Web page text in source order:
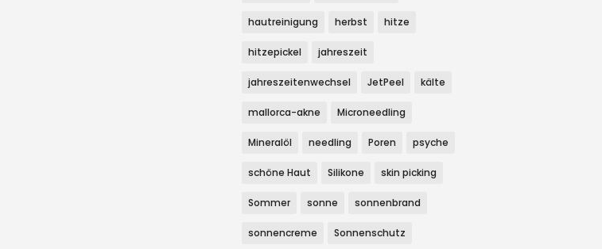
hautreinigung herbst hitze
hitzepickel jahreszeit
jahreszeitenwechsel JetPeel kälte
mallorca-akne Microneedling
Mineralöl needling Poren psyche
schöne Haut Silikone skin picking
Sommer sonne sonnenbrand
sonnencreme Sonnenschutz